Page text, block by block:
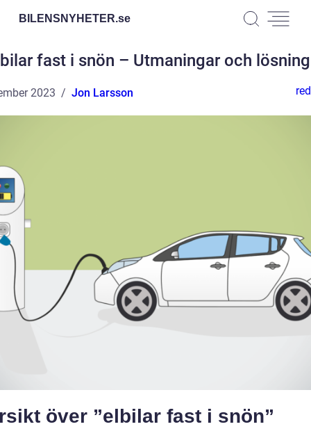
BILENSNYHETER.se
fast i snön – Utmaningar och
2023 Jon Larsson
över ”elbilar fast i snön”